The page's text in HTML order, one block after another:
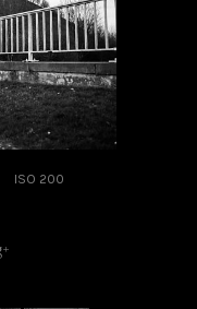
ISO 200